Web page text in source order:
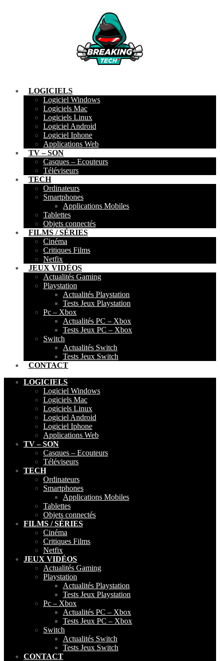
LOGICIELS
Logiciel Windows
Logiciels Mac
Logiciels Linux
Logiciel Android
Logiciel Iphone
Applications Web
TV – SON
Casques – Ecouteurs
Téléviseurs
TECH
Ordinateurs
Smartphones
Applications Mobiles
Tablettes
Objets connectés
FILMS / SÉRIES
Cinéma
Critiques Films
Netfix
JEUX VIDÉOS
Actualités Gaming
Playstation
Actualités Playstation
Tests Jeux Playstation
Pc – Xbox
Actualités PC – Xbox
Tests Jeux PC – Xbox
Switch
Actualités Switch
Tests Jeux Switch
CONTACT
LOGICIELS
Logiciel Windows
Logiciels Mac
Logiciels Linux
Logiciel Android
Logiciel Iphone
Applications Web
TV – SON
Casques – Ecouteurs
Téléviseurs
TECH
Ordinateurs
Smartphones
Applications Mobiles
Tablettes
Objets connectés
FILMS / SÉRIES
Cinéma
Critiques Films
Netfix
JEUX VIDÉOS
Actualités Gaming
Playstation
Actualités Playstation
Tests Jeux Playstation
Pc – Xbox
Actualités PC – Xbox
Tests Jeux PC – Xbox
Switch
Actualités Switch
Tests Jeux Switch
CONTACT